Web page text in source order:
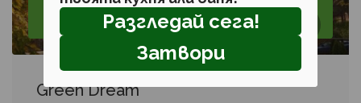
Разгледай сега!
Затвори
растителност, Интериорно озеленяване,
Озеленяване, Покривно озеленяване, Поливни
системи, Проектиране
Green Dream